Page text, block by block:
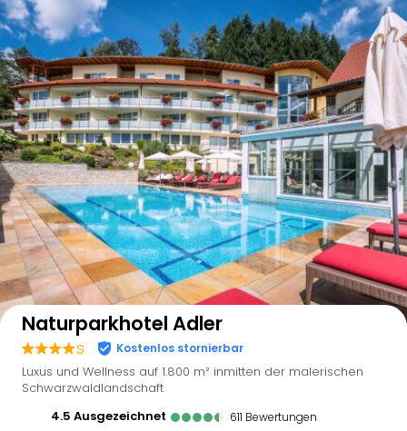
Auf der Karte anzeigen
Naturparkhotel Adler
s Kostenlos stornierbar
Luxus und Wellness auf 1.800 m² inmitten der malerischen
Schwarzwaldlandschaft
4.5
ausgezeichnet 611 Bewertungen